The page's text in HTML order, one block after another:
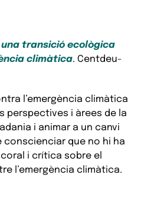
transició ecològica
climàtica. Centdeu-
l’emergència climàtica
perspectives i àrees de la
i animar a un canvi
conscienciar que no hi ha
i crítica sobre el
l’emergència climàtica.